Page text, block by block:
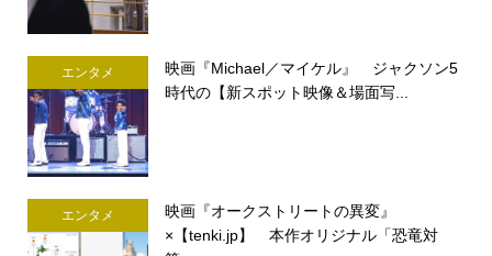
エンタメ
映画『Michael／マイケル』 ジャクソン5
時代の【新スポット映像＆場面写...
エンタメ
映画『オークストリートの異変』
×【tenki.jp】 本作オリジナル「恐竜対